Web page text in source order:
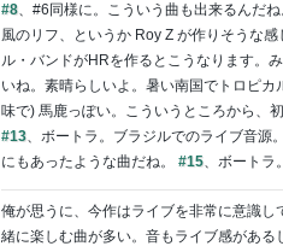
#8、#6同様に。こういう曲も出来るんだ
風のリフ、というか Roy Z が作りそうな
ル・バンドがHRを作るとこうなります。
いね。素晴らしいよ。暑い南国でトロピカ
味で) 馬鹿っぽい。こういうところから、
#13、ボートラ。ブラジルでのライブ音源。
にもあったような曲だね。 #15、ボートラ
俺が思うに、今作はライブを非常に意識
緒に楽しむ曲が多い。音もライブ感があ